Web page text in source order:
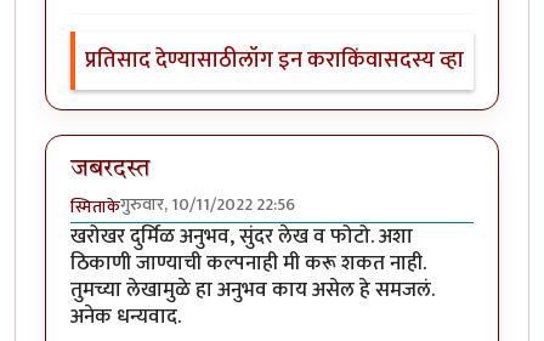
प्रतिसाद देण्यासाठीलॉग इन कराकिंवासदस्य व्हा
जबरदस्त
स्मिताकेगुरुवार, 10/11/2022 22:56
खरोखर दुर्मिळ अनुभव, सुंदर लेख व फोटो. अशा
ठिकाणी जाण्याची कल्पनाही मी करू शकत नाही.
तुमच्या लेखामुळे हा अनुभव काय असेल हे समजलं.
अनेक धन्यवाद.